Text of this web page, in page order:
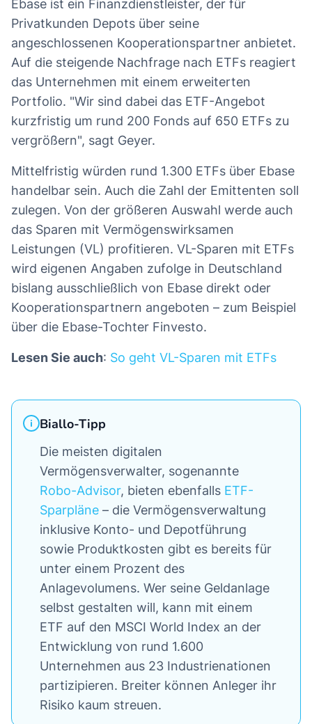
Ebase ist ein Finanzdienstleister, der für
Privatkunden Depots über seine
angeschlossenen Kooperationspartner anbietet.
Auf die steigende Nachfrage nach ETFs reagiert
das Unternehmen mit einem erweiterten
Portfolio. "Wir sind dabei das ETF-Angebot
kurzfristig um rund 200 Fonds auf 650 ETFs zu
vergrößern", sagt Geyer.
Mittelfristig würden rund 1.300 ETFs über Ebase
handelbar sein. Auch die Zahl der Emittenten soll
zulegen. Von der größeren Auswahl werde auch
das Sparen mit Vermögenswirksamen
Leistungen (VL) profitieren. VL-Sparen mit ETFs
wird eigenen Angaben zufolge in Deutschland
bislang ausschließlich von Ebase direkt oder
Kooperationspartnern angeboten – zum Beispiel
über die Ebase-Tochter Finvesto.
Lesen Sie auch: So geht VL-Sparen mit ETFs
Biallo-Tipp
Die meisten digitalen
Vermögensverwalter, sogenannte
Robo-Advisor, bieten ebenfalls ETF-
Sparpläne – die Vermögensverwaltung
inklusive Konto- und Depotführung
sowie Produktkosten gibt es bereits für
unter einem Prozent des
Anlagevolumens. Wer seine Geldanlage
selbst gestalten will, kann mit einem
ETF auf den MSCI World Index an der
Entwicklung von rund 1.600
Unternehmen aus 23 Industrienationen
partizipieren. Breiter können Anleger ihr
Risiko kaum streuen.